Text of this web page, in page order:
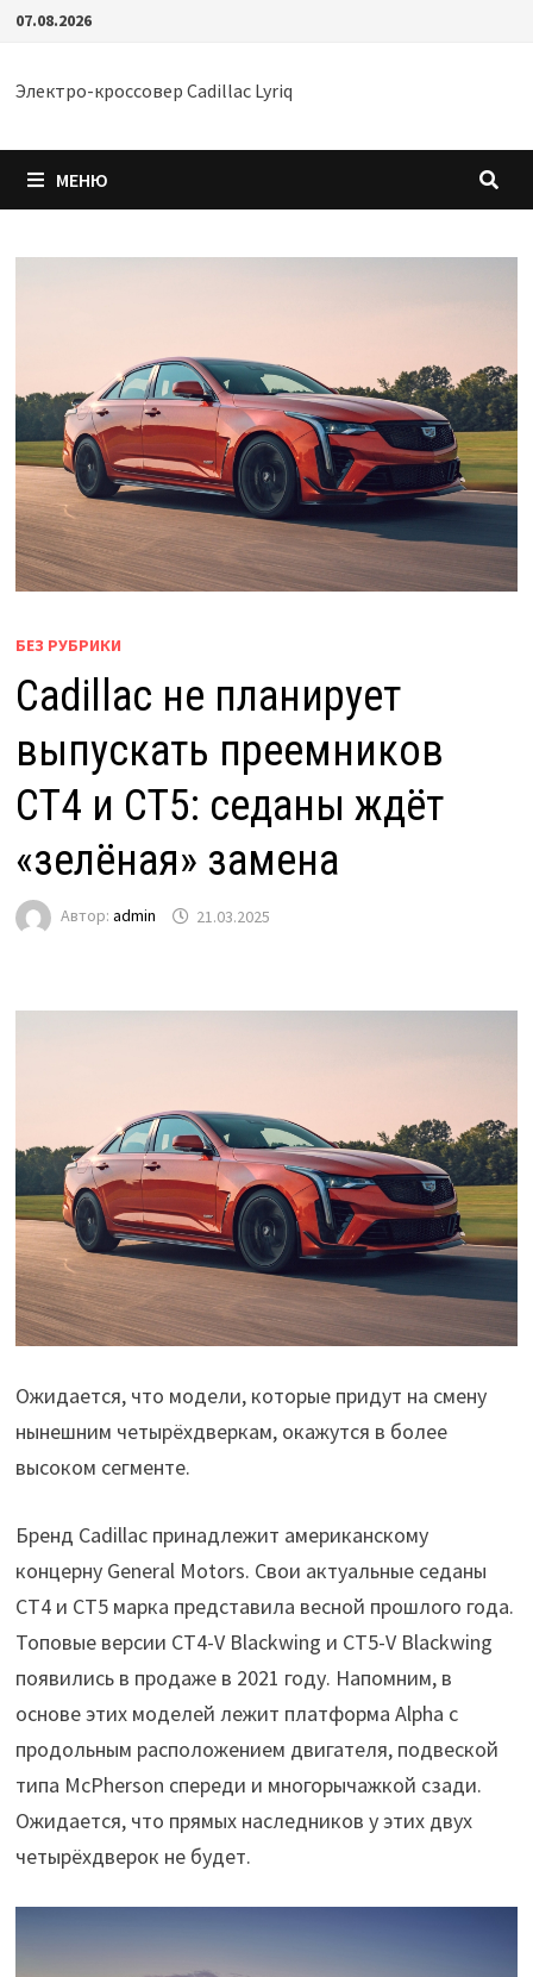
Перейти
содержимому
07.08.2026
Электро-кроссовер Cadillac Lyriq
МЕНЮ
БЕЗ РУБРИКИ
Cadillac не планирует
выпускать преемников
CT4 и CT5: седаны ждёт
«зелёная» замена
Автор: admin 21.03.2025
Ожидается, что модели, которые придут на смену
нынешним четырёхдверкам, окажутся в более
высоком сегменте.
Бренд Cadillac принадлежит американскому
концерну General Motors. Свои актуальные седаны
CT4 и CT5 марка представила весной прошлого года.
Топовые версии CT4-V Blackwing и CT5-V Blackwing
появились в продаже в 2021 году. Напомним, в
основе этих моделей лежит платформа Alpha с
продольным расположением двигателя, подвеской
типа McPherson спереди и многорычажкой сзади.
Ожидается, что прямых наследников у этих двух
четырёхдверок не будет.